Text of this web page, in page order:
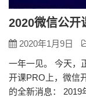
2020年1月9日
一年一见。 今天，
开课PRO上，微信
的全新消息：